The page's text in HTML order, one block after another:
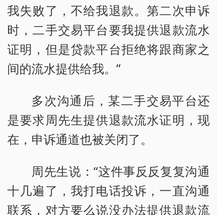
我失败了，不给我退款。第二次申诉
时，二手交易平台要我提供退款流水
证明，但是贷款平台拒绝将跟商家之
间的流水提供给我。”
多次沟通后，某二手交易平台还
是要求周先生提供退款流水证明，现
在，申诉通道也被关闭了。
周先生说：“这件事反反复复沟通
十几遍了，我打电话投诉，一直沟通
联系，对方要么说没办法提供退款流